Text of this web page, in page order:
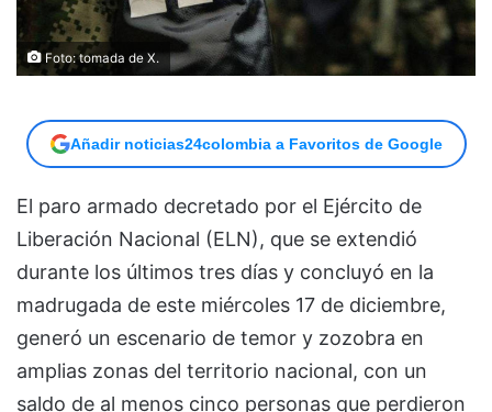
Foto: tomada de X.
Añadir noticias24colombia a Favoritos de Google
El paro armado decretado por el Ejército de
Liberación Nacional (ELN), que se extendió
durante los últimos tres días y concluyó en la
madrugada de este miércoles 17 de diciembre,
generó un escenario de temor y zozobra en
amplias zonas del territorio nacional, con un
saldo de al menos cinco personas que perdieron